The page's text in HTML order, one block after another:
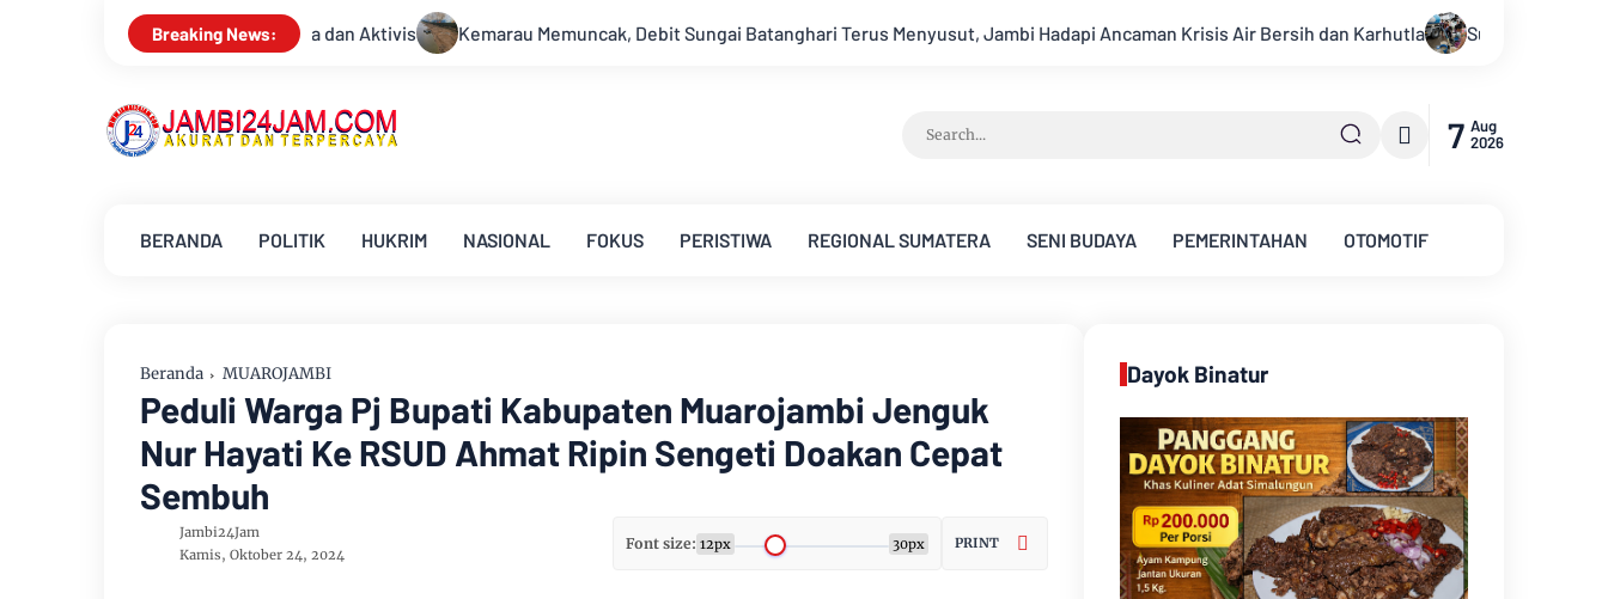
Breaking News:
Kemarau Memuncak, Debit Sungai Batanghari Terus Menyusut, Jambi Hadapi Ancaman Krisis Air Bersih dan Karhutla Sungai Batanghari Surut Akibat Kemarau, Pasokan Air
7 Aug
2026
BERANDA POLITIK HUKRIM NASIONAL FOKUS PERISTIWA REGIONAL SUMATERA SENI BUDAYA PEMERINTAHAN OTOMOTIF
Beranda MUAROJAMBI
Peduli Warga Pj Bupati Kabupaten Muarojambi Jenguk
Nur Hayati Ke RSUD Ahmat Ripin Sengeti Doakan Cepat
Sembuh
Jambi24Jam
Kamis, Oktober 24, 2024
Font size: 12px 30px PRINT
Dayok Binatur